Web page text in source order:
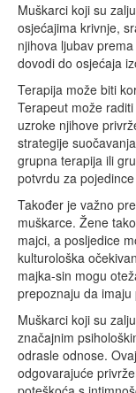
Muškarci koji su
osjećajima krivnje,
njihova ljubav
dovodi do osjećaja
Terapija može biti
Terapeut može
uzroke njihove
strategije
grupna terapija ili
potvrdu za
Također je važno
muškarce. Žene
majci, a posljedice
kulturološka
majka-sin mogu
prepoznaju da imaju
Muškarci koji su
značajnim
odrasle odnose.
odgovarajuće